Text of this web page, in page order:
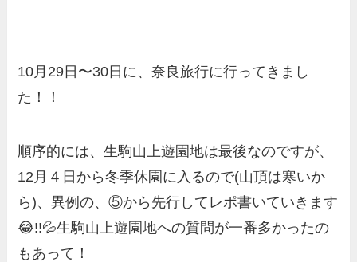
10月29日〜30日に、奈良旅行に行ってきまし
た！！
順序的には、生駒山上遊園地は最後なのですが、
12月４日から冬季休園に入るので(山頂は寒いか
ら)、異例の、⑤から先行してレポ書いていきます
😂!!💦生駒山上遊園地への質問が一番多かったの
もあって！